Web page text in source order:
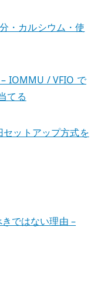
・カルシウム・使
IOMMU / VFIO で
てる
ットアップ方式を
ではない理由 –